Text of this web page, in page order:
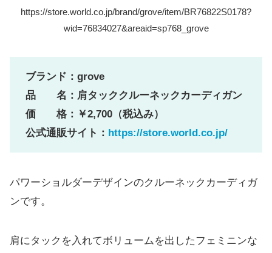
https://store.world.co.jp/brand/grove/item/BR76822S0178?
wid=76834027&areaid=sp768_grove
ブランド：grove
品 名：肩タッククルーネックカーディガン
価 格：￥2,700（税込み）
公式通販サイト： https://store.world.co.jp/
パワーショルダーデザインのクルーネックカーディガ
ンです。
肩にタックを入れてボリュームを出したフェミニンな